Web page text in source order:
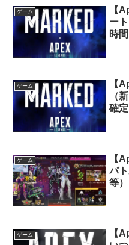
ゲーム
【
ー
時間
ゲーム
【
（
確定
ゲーム
【
バ
等）
ゲーム
【